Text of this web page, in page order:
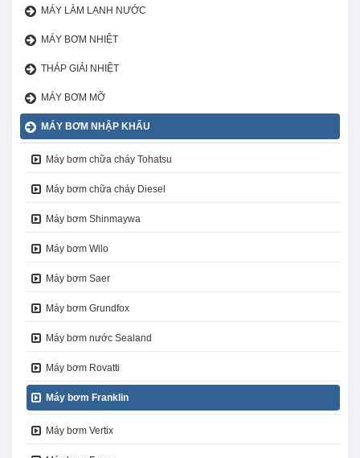
MÁY LÀM LẠNH NƯỚC
MÁY BƠM NHIỆT
THÁP GIẢI NHIỆT
MÁY BƠM MỠ
MÁY BƠM NHẬP KHẨU
Máy bơm chữa cháy Tohatsu
Máy bơm chữa cháy Diesel
Máy bơm Shinmaywa
Máy bơm Wilo
Máy bơm Saer
Máy bơm Grundfox
Máy bơm nước Sealand
Máy bơm Rovatti
Máy bơm Franklin
Máy bơm Vertix